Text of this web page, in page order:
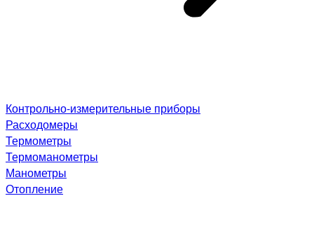
Контрольно-измерительные приборы
Расходомеры
Термометры
Термоманометры
Манометры
Отопление